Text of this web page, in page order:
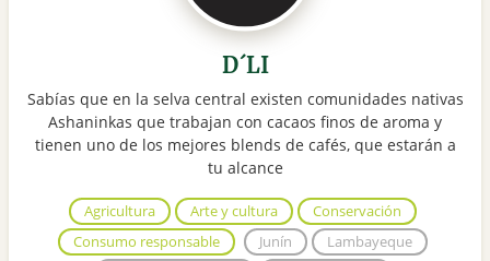
D´LI
Sabías que en la selva central existen comunidades nativas
Ashaninkas que trabajan con cacaos finos de aroma y
tienen uno de los mejores blends de cafés, que estarán a
tu alcance
Agricultura Arte y cultura
Conservación
Consumo responsable
Junín
Lambayeque